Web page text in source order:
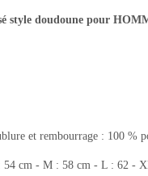
style doudoune pour
et rembourrage : 100 %
: 54 cm - M : 58 cm - L : 62